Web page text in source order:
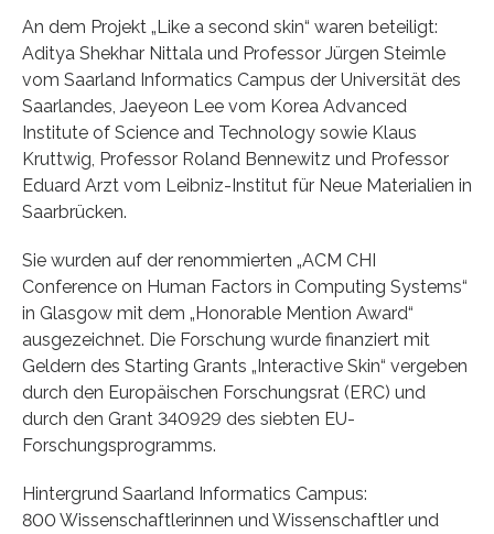
An dem Projekt „Like a second skin“ waren beteiligt:
Aditya Shekhar Nittala und Professor Jürgen Steimle
vom Saarland Informatics Campus der Universität des
Saarlandes, Jaeyeon Lee vom Korea Advanced
Institute of Science and Technology sowie Klaus
Kruttwig, Professor Roland Bennewitz und Professor
Eduard Arzt vom Leibniz-Institut für Neue Materialien in
Saarbrücken.
Sie wurden auf der renommierten „ACM CHI
Conference on Human Factors in Computing Systems“
in Glasgow mit dem „Honorable Mention Award“
ausgezeichnet. Die Forschung wurde finanziert mit
Geldern des Starting Grants „Interactive Skin“ vergeben
durch den Europäischen Forschungsrat (ERC) und
durch den Grant 340929 des siebten EU-
Forschungsprogramms.
Hintergrund Saarland Informatics Campus:
800 Wissenschaftlerinnen und Wissenschaftler und